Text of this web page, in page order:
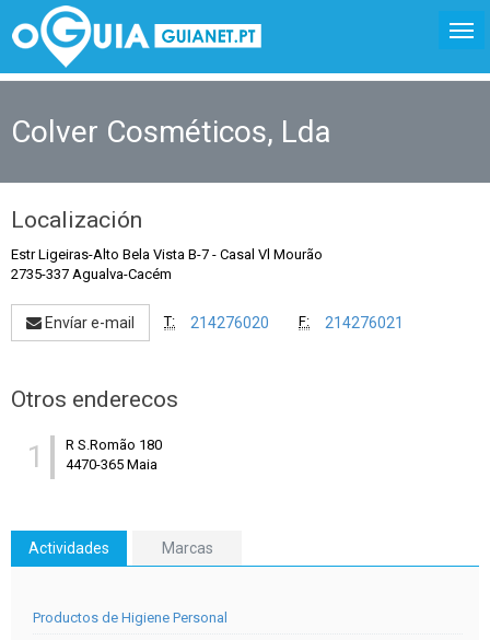
Colver Cosméticos, Lda
Localización
Estr Ligeiras-Alto Bela Vista B-7 - Casal Vl Mourão
2735-337 Agualva-Cacém
Envíar e-mail T: 214276020 F: 214276021
Otros enderecos
1
R S.Romão 180
4470-365 Maia
Actividades Marcas
Productos de Higiene Personal